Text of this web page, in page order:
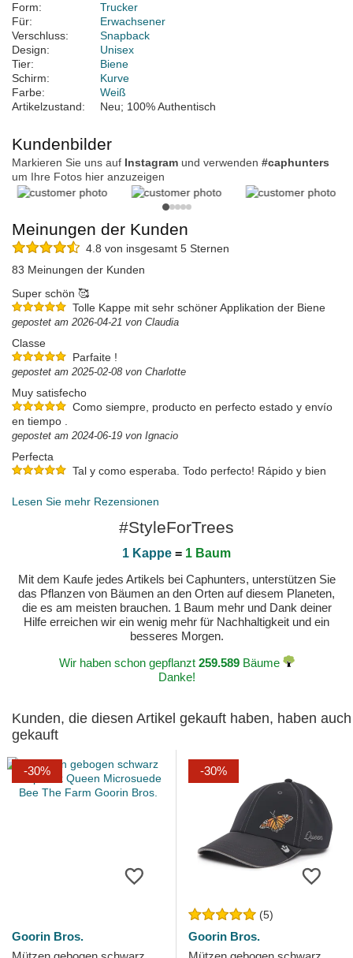
Form:
Trucker
Für:
Erwachsener
Verschluss:
Snapback
Design:
Unisex
Tier:
Biene
Schirm:
Kurve
Farbe:
Weiß
Artikelzustand:
Neu; 100% Authentisch
Kundenbilder
Markieren Sie uns auf Instagram und verwenden #caphunters
um Ihre Fotos hier anzuzeigen
Meinungen der Kunden
4.8 von insgesamt 5 Sternen
83 Meinungen der Kunden
Super schön 🥰
Tolle Kappe mit sehr schöner Applikation der Biene
gepostet am 2026-04-21 von Claudia
Classe
Parfaite !
gepostet am 2025-02-08 von Charlotte
Muy satisfecho
Como siempre, producto en perfecto estado y envío
en tiempo .
gepostet am 2024-06-19 von Ignacio
Perfecta
Tal y como esperaba. Todo perfecto! Rápido y bien
gepostet am 2024-06-16 von Oscar
Lesen Sie mehr Rezensionen
#StyleForTrees
1 Kappe = 1 Baum
Mit dem Kaufe jedes Artikels bei Caphunters, unterstützen Sie
das Pflanzen von Bäumen an den Orten auf diesem Planeten,
die es am meisten brauchen. 1 Baum mehr und Dank deiner
Hilfe erreichen wir ein wenig mehr für Nachhaltigkeit und ein
besseres Morgen.
Wir haben schon gepflanzt 259.589Bäume
Danke!
Kunden, die diesen Artikel gekauft haben, haben auch
gekauft
-30%
Goorin Bros.
-30%
(5)
Goorin Bros.